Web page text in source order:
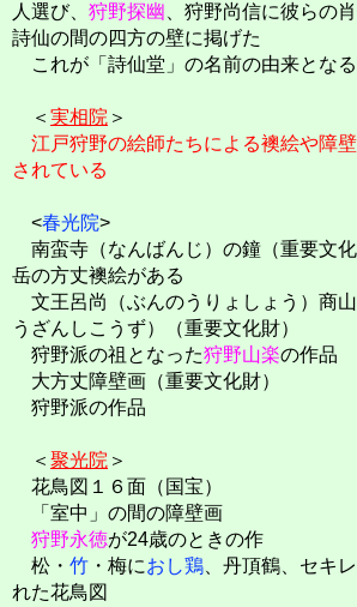
人選び、 狩野探幽 、狩野尚信に彼らの
詩仙の間の四方の壁に掲げた
これが「詩仙堂」の名前の由来となる
＜ 実相院 ＞
江戸狩野の絵師たちによる襖絵や障
されている
<春光院>
南蛮寺（なんばんじ）の鐘（重要文
岳の方丈襖絵がある
文王呂尚（ぶんのうりょしょう）商山
うざんしこうず）（重要文化財）
狩野派の祖となった狩野山楽の作品
大方丈障壁画（重要文化財）
狩野派の作品
＜ 聚光院 ＞
花鳥図１６面（国宝）
「室中」の間の障壁画
狩野永徳が24歳のときの作
松・ 竹 ・梅におし鶏 、丹頂鶴、セキ
れた花鳥図